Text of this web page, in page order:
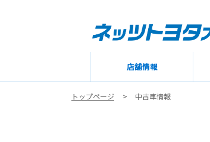
店舗情報
トップページ 中古車情報